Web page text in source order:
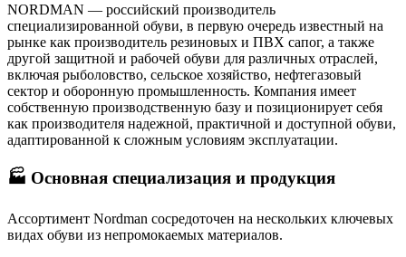
NORDMAN — российский производитель
специализированной обуви, в первую очередь известный на
рынке как производитель резиновых и ПВХ сапог, а также
другой защитной и рабочей обуви для различных отраслей,
включая рыболовство, сельское хозяйство, нефтегазовый
сектор и оборонную промышленность. Компания имеет
собственную производственную базу и позиционирует себя
как производителя надежной, практичной и доступной обуви,
адаптированной к сложным условиям эксплуатации.
🏭 Основная специализация и продукция
Ассортимент Nordman сосредоточен на нескольких ключевых
видах обуви из непромокаемых материалов.